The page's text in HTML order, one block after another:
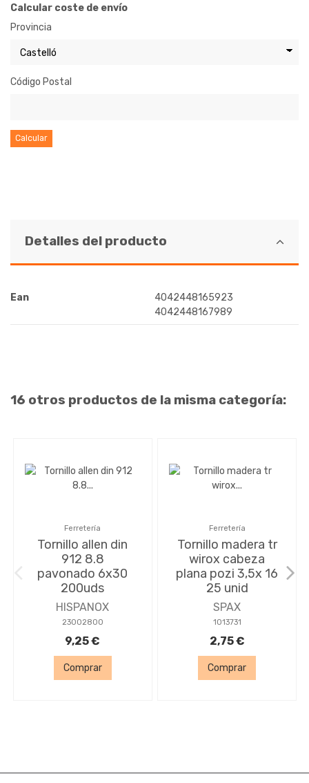
Calcular coste de envío
Provincia
Código Postal
Calcular
Detalles del producto
Ean
4042448165923
4042448167989
16 otros productos de la misma categoría:
Ferretería
Tornillo allen din
912 8.8
pavonado 6x30
200uds
HISPANOX
23002800
9,25 €
Comprar
Ferretería
Tornillo madera tr
wirox cabeza
plana pozi 3,5x 16
25 unid
SPAX
1013731
2,75 €
Comprar